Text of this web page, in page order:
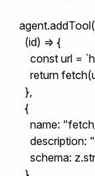
  agent.addTool(
    (id) => {
const url
return
    },
    {
name:
schema: